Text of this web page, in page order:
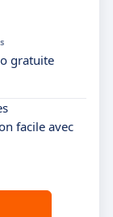
gratuite
facile avec